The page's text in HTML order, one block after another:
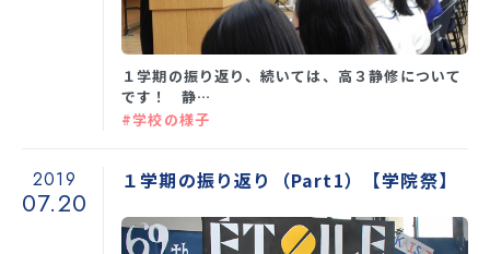
１学期の振り返り、続いては、高３静修について
です！ 静…
#学校の様子
2019
07.20
１学期の振り返り（Part1）【学院祭】